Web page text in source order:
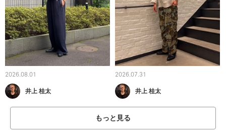
2026.08.01
井上 桂太
2026.07.31
井上 桂太
もっと見る